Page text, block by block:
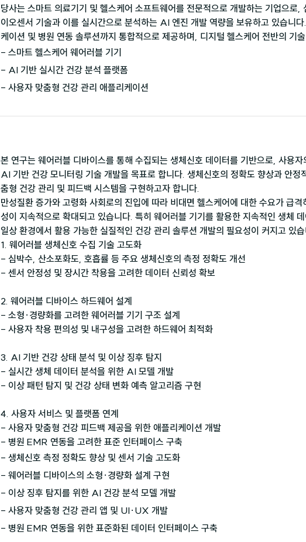
당사는 스마트 의료기기 및 헬스케어 소프트웨어를 전문적으로 개발하는 기업으
이오센서 기술과 이를 실시간으로 분석하는 AI 엔진 개발 역량을 보유하고 있습니
케이션 및 병원 연동 솔루션까지 통합적으로 제공하며, 디지털 헬스케어 전반의 기
- 스마트 헬스케어 웨어러블 기기
- AI 기반 실시간 건강 분석 플랫폼
- 사용자 맞춤형 건강 관리 애플리케이션
본 연구는 웨어러블 디바이스를 통해 수집되는 생체신호 데이터를 기반으로, 사용
AI 기반 건강 모니터링 기술 개발을 목표로 합니다. 생체신호의 정확도 향상과 안
춤형 건강 관리 및 피드백 시스템을 구현하고자 합니다.
만성질환 증가와 고령화 사회로의 진입에 따라 비대면 헬스케어에 대한 수요가 급
성이 지속적으로 확대되고 있습니다. 특히 웨어러블 기기를 활용한 지속적인 생체
일상 환경에서 활용 가능한 실질적인 건강 관리 솔루션 개발의 필요성이 커지고 있
1. 웨어러블 생체신호 수집 기술 고도화
- 심박수, 산소포화도, 호흡률 등 주요 생체신호의 측정 정확도 개선
- 센서 안정성 및 장시간 착용을 고려한 데이터 신뢰성 확보
2. 웨어러블 디바이스 하드웨어 설계
- 소형·경량화를 고려한 웨어러블 기기 구조 설계
- 사용자 착용 편의성 및 내구성을 고려한 하드웨어 최적화
3. AI 기반 건강 상태 분석 및 이상 징후 탐지
- 실시간 생체 데이터 분석을 위한 AI 모델 개발
- 이상 패턴 탐지 및 건강 상태 변화 예측 알고리즘 구현
4. 사용자 서비스 및 플랫폼 연계
- 사용자 맞춤형 건강 피드백 제공을 위한 애플리케이션 개발
- 병원 EMR 연동을 고려한 표준 인터페이스 구축
- 생체신호 측정 정확도 향상 및 센서 기술 고도화
- 웨어러블 디바이스의 소형·경량화 설계 구현
- 이상 징후 탐지를 위한 AI 건강 분석 모델 개발
- 사용자 맞춤형 건강 관리 앱 및 UI·UX 개발
- 병원 EMR 연동을 위한 표준화된 데이터 인터페이스 구축